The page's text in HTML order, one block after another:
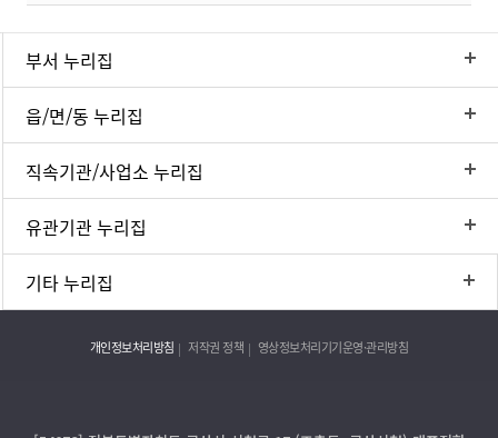
부서 누리집
읍/면/동 누리집
직속기관/사업소 누리집
유관기관 누리집
기타 누리집
개인정보처리방침 저작권 정책 영상정보처리기기운영·관리방침